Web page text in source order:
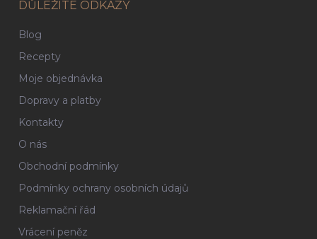
DŮLEŽITÉ ODKAZY
Blog
Recepty
Moje objednávka
Dopravy a platby
Kontakty
O nás
Obchodní podmínky
Podmínky ochrany osobních údajů
Reklamační řád
Vrácení peněz